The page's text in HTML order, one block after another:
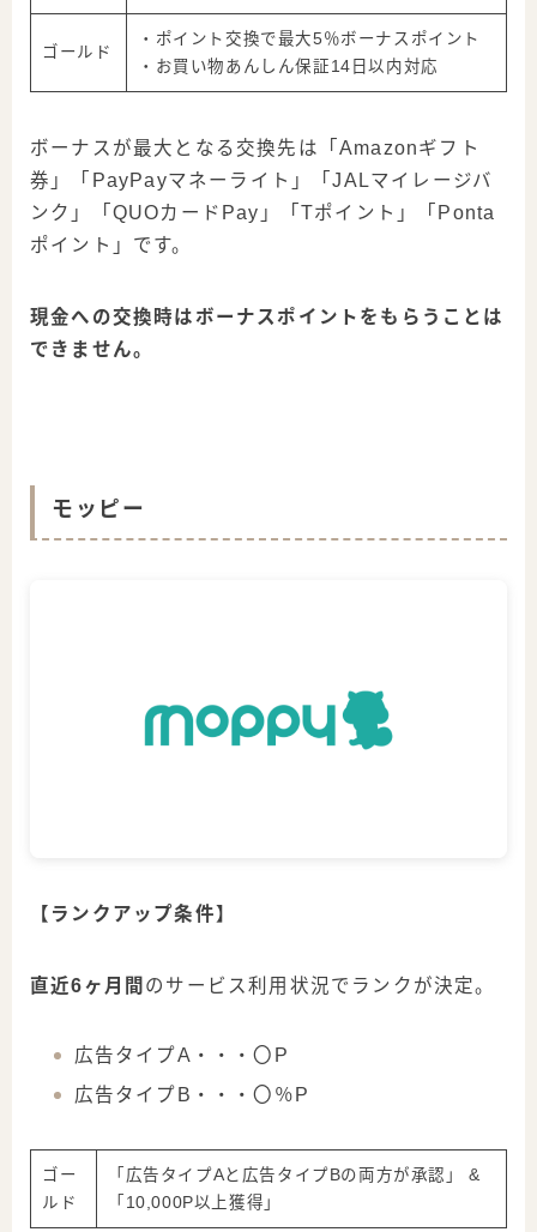
ゴールド
・ポイント交換で最大5％ボーナスポイント
・お買い物あんしん保証 14日以内対応
ボーナスが最大となる交換先は「Amazonギフト
券」「PayPayマネーライト」「JALマイレージバ
ンク」「QUOカードPay」「Tポイント」「Ponta
ポイント」です。
現金への交換時はボーナスポイントをもらうことは
できません。
モッピー
【ランクアップ条件】
直近6ヶ月間 のサービス利用状況でランクが決定。
広告タイプA・・・〇P
広告タイプB・・・〇％P
ゴー
ルド
「広告タイプAと広告タイプBの両方が承認」 &
「 10,000P以上獲得」